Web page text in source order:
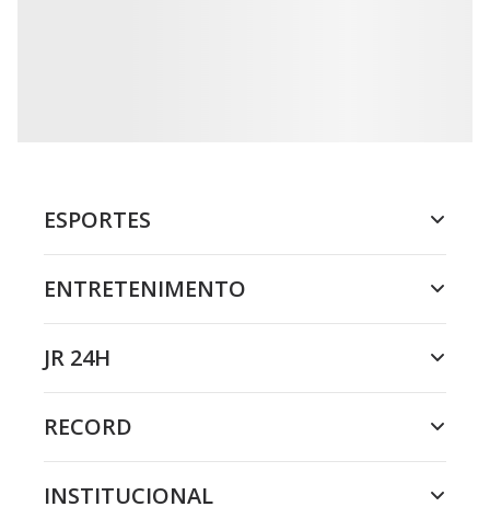
ESPORTES
ENTRETENIMENTO
JR 24H
RECORD
INSTITUCIONAL